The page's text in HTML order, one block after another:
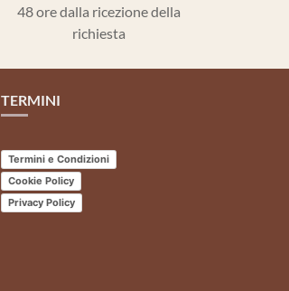
48 ore dalla ricezione della
richiesta
TERMINI
Termini e Condizioni
Cookie Policy
Privacy Policy